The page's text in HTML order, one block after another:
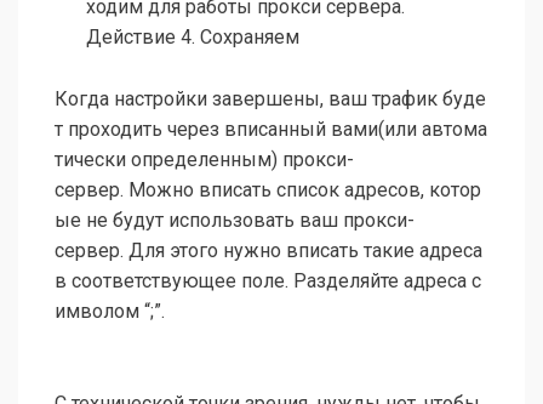
ходим для работы прокси сервера.
Действие 4. Сохраняем
Когда настройки завершены, ваш трафик буде
т проходить через вписанный вами(или автома
тически определенным) прокси-
сервер. Можно вписать список адресов, котор
ые не будут использовать ваш прокси-
сервер. Для этого нужно вписать такие адреса
в соответствующее поле. Разделяйте адреса с
имволом “;”.